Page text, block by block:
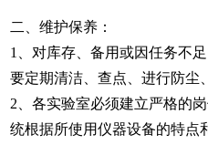
二、维护保养：
1、对库存、备用或因任务不
要定期清洁、查点、进行防尘
2、各实验室必须建立严格的
统根据所使用仪器设备的特点